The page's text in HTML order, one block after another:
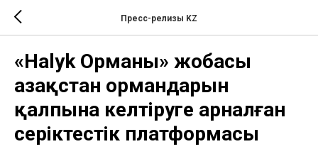
Пресс-релизы KZ
«Halyk Орманы» жобасы
Қазақстан ормандарын
қалпына келтіруге арналған
серіктестік платформасы